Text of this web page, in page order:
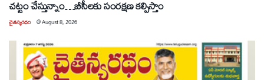
చట్టం చేస్తున్నాం…బీసీలకు సంరక్షణ కల్పిస్తాం
చైతన్యరధం @August 8, 2026